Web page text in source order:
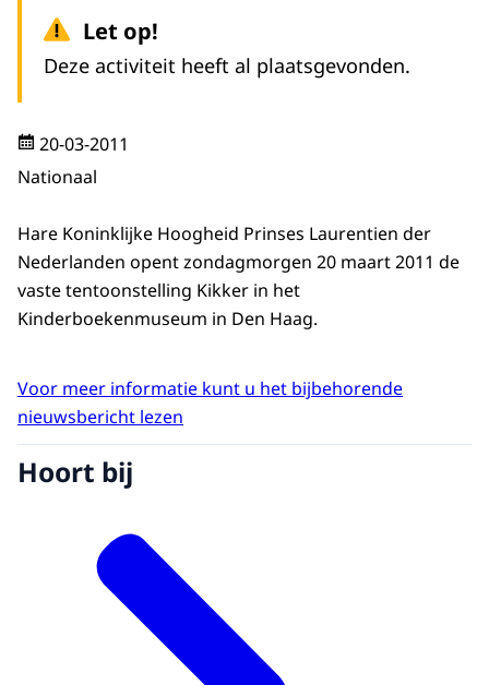
Let op!
Deze activiteit heeft al plaatsgevonden.
20-03-2011
Nationaal
Hare Koninklijke Hoogheid Prinses Laurentien der
Nederlanden opent zondagmorgen 20 maart 2011 de
vaste tentoonstelling Kikker in het
Kinderboekenmuseum in Den Haag.
Voor meer informatie kunt u het bijbehorende
nieuwsbericht lezen
Hoort bij